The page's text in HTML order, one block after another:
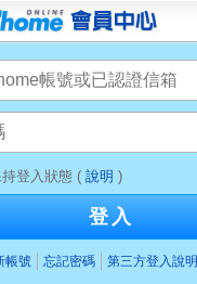
登入狀態 ( 說明 )
登入
帳號 忘記密碼 第三方登入說明